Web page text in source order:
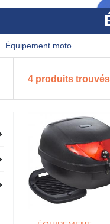
équipement moto
4 produits